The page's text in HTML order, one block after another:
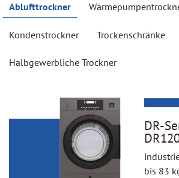
Ablufttrockner
Kondenstrockner Trockenschränke
Halbgewerbliche Trockner
DR-
bis 83